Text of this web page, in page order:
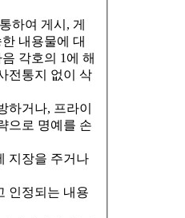
하여 게시, 게
내용물에 대
각호의 1에 해
전통지 없이 삭
하거나, 프라이
으로 명예를 손
지장을 주거나
인정되는 내용